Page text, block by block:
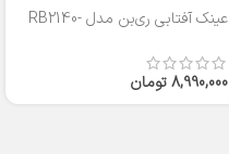
عینک آفتابی ری‌بن مدل RB2140-
8,990,000تومان